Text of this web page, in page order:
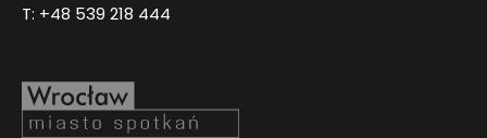
T: +48 539 218 444